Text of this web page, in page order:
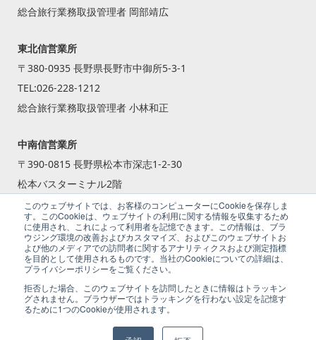
このウェブサイトでは、お客様のコンピューターにCookieを保存しま
す。このCookieは、ウェブサイトの利用に関する情報を収集するため
に使用され、これによって利用者を記憶できます。この情報は、ブラ
ウジング環境の改善およびカスタマイズ、およびこのウェブサイトお
よび他のメディアでの訪問者に関するアナリティクスおよび測定指標
を目的として使用されるものです。当社のCookieについての詳細は、
プライバシーポリシーをご覧ください。
拒否した場合、このウェブサイトを訪問したときに情報はトラッキン
グされません。ブラウザーではトラッキングを行わない設定を記憶す
るために1つのCookieが使用されます。
総合旅行業務取扱管理者 岡部靖広
東北信営業所
〒380-0935 長野県長野市中御所5-3-1
TEL:026-228-1212
総合旅行業務取扱管理者 小林和正
中南信営業所
〒390-0815 長野県松本市深志1-2-30
松本バスターミナル2階
TEL:0263-87-2240
総合旅行業務取扱管理者 籾倉 一斗
© 2026 ALPICO Nagano Travel Co.,Ltd.